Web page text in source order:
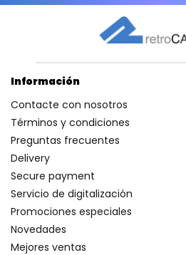
Información
Contacte con nosotros
Términos y condiciones
Preguntas frecuentes
Delivery
Secure payment
Servicio de digitalización
Promociones especiales
Novedades
Mejores ventas